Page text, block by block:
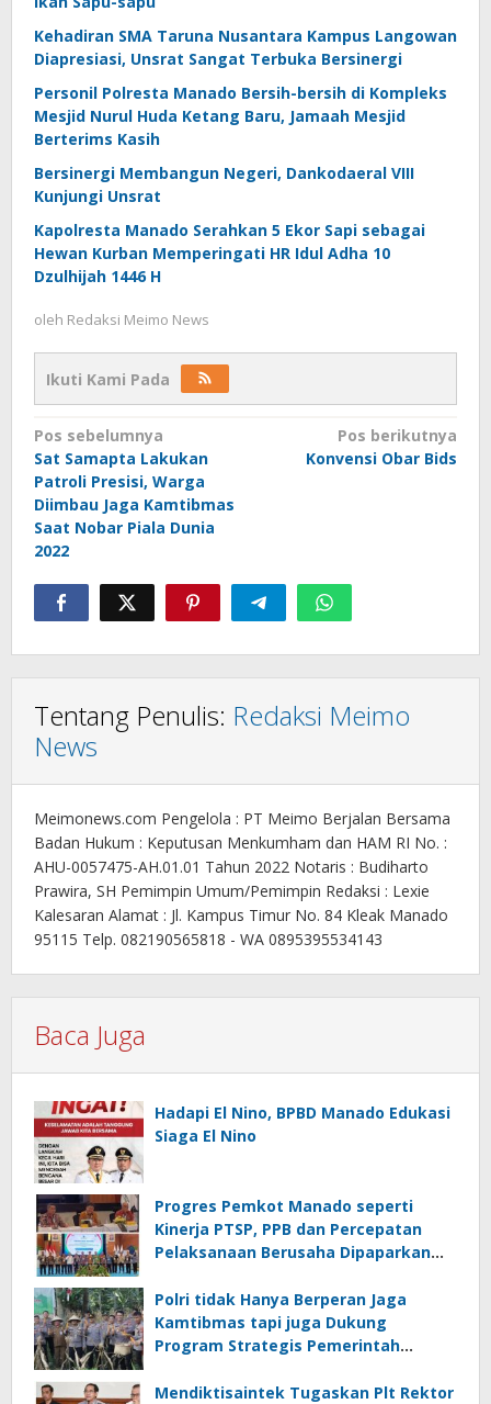
Kehadiran SMA Taruna Nusantara Kampus Langowan
Diapresiasi, Unsrat Sangat Terbuka Bersinergi
Personil Polresta Manado Bersih-bersih di Kompleks
Mesjid Nurul Huda Ketang Baru, Jamaah Mesjid
Berterims Kasih
Bersinergi Membangun Negeri, Dankodaeral VIII
Kunjungi Unsrat
Kapolresta Manado Serahkan 5 Ekor Sapi sebagai
Hewan Kurban Memperingati HR Idul Adha 10
Dzulhijah 1446 H
oleh Redaksi Meimo News
Ikuti Kami Pada
Navigasi
pos
Pos sebelumnya
Sat Samapta Lakukan
Patroli Presisi, Warga
Diimbau Jaga Kamtibmas
Saat Nobar Piala Dunia
2022
Pos berikutnya
Konvensi Obar Bids
Tentang Penulis: Redaksi Meimo
News
Meimonews.com Pengelola : PT Meimo Berjalan Bersama
Badan Hukum : Keputusan Menkumham dan HAM RI No. :
AHU-0057475-AH.01.01 Tahun 2022 Notaris : Budiharto
Prawira, SH Pemimpin Umum/Pemimpin Redaksi : Lexie
Kalesaran Alamat : Jl. Kampus Timur No. 84 Kleak Manado
95115 Telp. 082190565818 - WA 0895395534143
Baca Juga
Hadapi El Nino, BPBD Manado Edukasi
Siaga El Nino
Progres Pemkot Manado seperti
Kinerja PTSP, PPB dan Percepatan
Pelaksanaan Berusaha Dipaparkan
dan Hilirisasi/BKPM
Polri tidak Hanya Berperan Jaga
Kamtibmas tapi juga Dukung
Program Strategis Pemerintah
Pangan
Mendiktisaintek Tugaskan Plt Rektor